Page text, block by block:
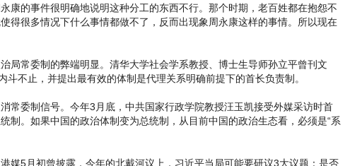
康的事件很明确地说明这种分工的东西不行。那个时期，老百姓都在抱怨不
得很多情况下什么事情都做不了，反而出现象周永康这样的事情。所以现在
局常委制的弊端明显。清华大学社会学系教授、博士生导师孙立平曾刊文
斗不止，并提出最有效的体制是代理关系明确前提下的首长负责制。
常委制信号。今年3月底，中共国家行政学院教授汪玉凯接受外媒采访时首
制。如果中国的政治体制变为总统制，从目前中国的政治生态看，必须是“系
媒5月初曾披露，今年的北戴河议上，习近平当局可能要研议3大议题：是否